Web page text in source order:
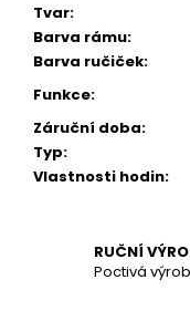
Tvar:
Barva rámu:
Barva ručiček:
Funkce:
Záruční doba:
Typ:
Vlastnosti hodin:
RUČNÍ
Poctivá
u
u
e
m
e